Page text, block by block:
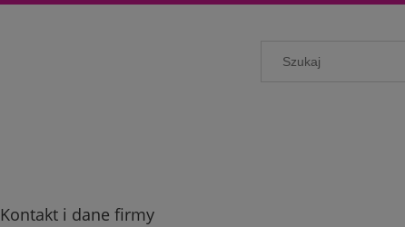
Kontakt i dane firmy